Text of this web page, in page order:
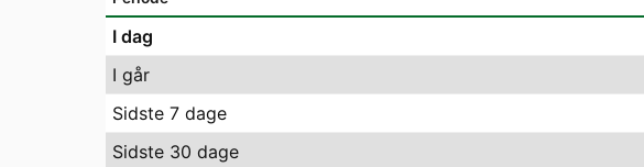
I dag
I går
Sidste 7 dage
Sidste 30 dage